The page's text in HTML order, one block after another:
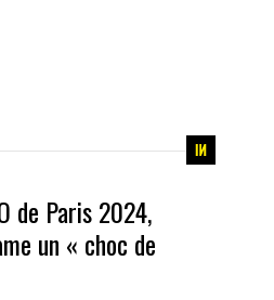
de Paris 2024,
un « choc de